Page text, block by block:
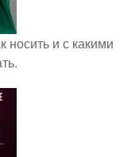
носить и с какими